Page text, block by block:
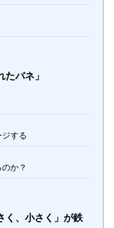
バネ」
する
か？
く、小さく」が鉄